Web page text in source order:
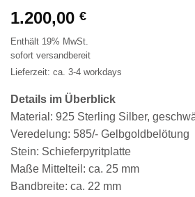
1.200,00 €
Enthält 19% MwSt.
sofort versandbereit
Lieferzeit: ca. 3-4 workdays
Details im Überblick
Material: 925 Sterling Silber,
Veredelung: 585/- Gelbgoldbelötung
Stein: Schieferpyritplatte
Maße Mittelteil: ca. 25 mm
Bandbreite: ca. 22 mm